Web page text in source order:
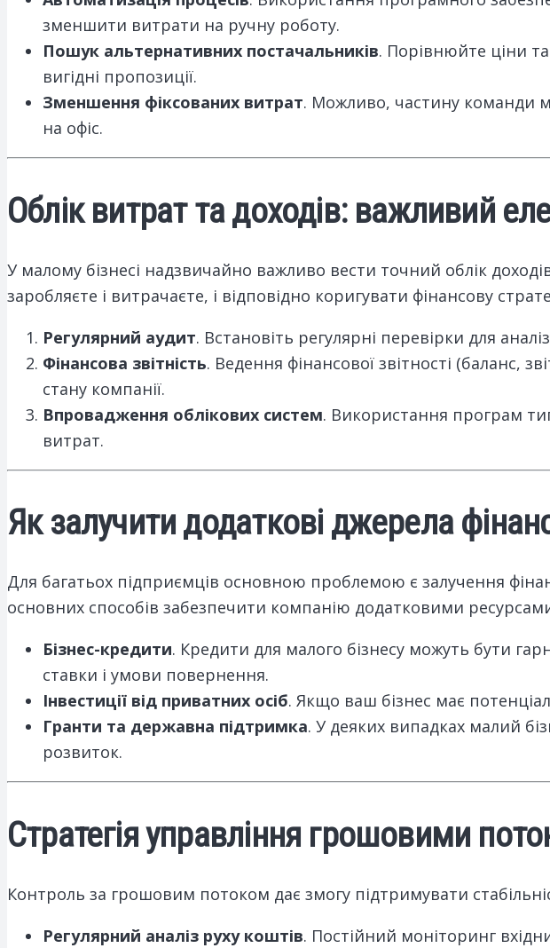
зменшити витрати на ручну роботу.
Пошук альтернативних постачальників. Порівнюйте ціни
вигідні пропозиції.
Зменшення фіксованих витрат. Можливо, частину команди
на офіс.
Облік витрат та доходів: важливий
У малому бізнесі надзвичайно важливо вести точний облік
заробляєте і витрачаєте, і відповідно коригувати фінансову
Регулярний аудит. Встановіть регулярні перевірки для
Фінансова звітність. Ведення фінансової звітності (баланс,
стану компанії.
Впровадження облікових систем. Використання програм
витрат.
Як залучити додаткові джерела
Для багатьох підприємців основною проблемою є залучення
основних способів забезпечити компанію додатковими
Бізнес-кредити. Кредити для малого бізнесу можуть бути
ставки і умови повернення.
Інвестиції від приватних осіб. Якщо ваш бізнес має
Гранти та державна підтримка. У деяких випадках малий
розвиток.
Стратегія управління грошовими
Контроль за грошовим потоком дає змогу підтримувати
Регулярний аналіз руху коштів. Постійний моніторинг